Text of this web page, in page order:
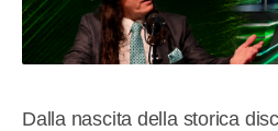
Dalla nascita della storica